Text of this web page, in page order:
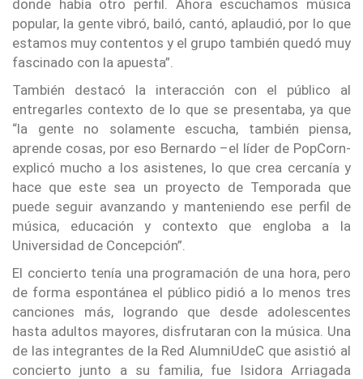
donde había otro perfil. Ahora escuchamos música
popular, la gente vibró, bailó, cantó, aplaudió, por lo que
estamos muy contentos y el grupo también quedó muy
fascinado con la apuesta”.
También destacó la interacción con el público al
entregarles contexto de lo que se presentaba, ya que
“la gente no solamente escucha, también piensa,
aprende cosas, por eso Bernardo –el líder de PopCorn-
explicó mucho a los asistenes, lo que crea cercanía y
hace que este sea un proyecto de Temporada que
puede seguir avanzando y manteniendo ese perfil de
música, educación y contexto que engloba a la
Universidad de Concepción”.
El concierto tenía una programación de una hora, pero
de forma espontánea el público pidió a lo menos tres
canciones más, logrando que desde adolescentes
hasta adultos mayores, disfrutaran con la música. Una
de las integrantes de la Red AlumniUdeC que asistió al
concierto junto a su familia, fue Isidora Arriagada